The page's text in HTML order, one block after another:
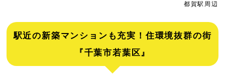
都賀駅周辺
駅近の新築マンションも充実！住環境抜群の街
『千葉市若葉区』